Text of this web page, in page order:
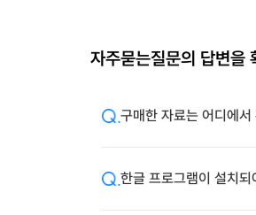
자주묻는질문의 답변을
구매한 자료는 어디에
한글 프로그램이 설치